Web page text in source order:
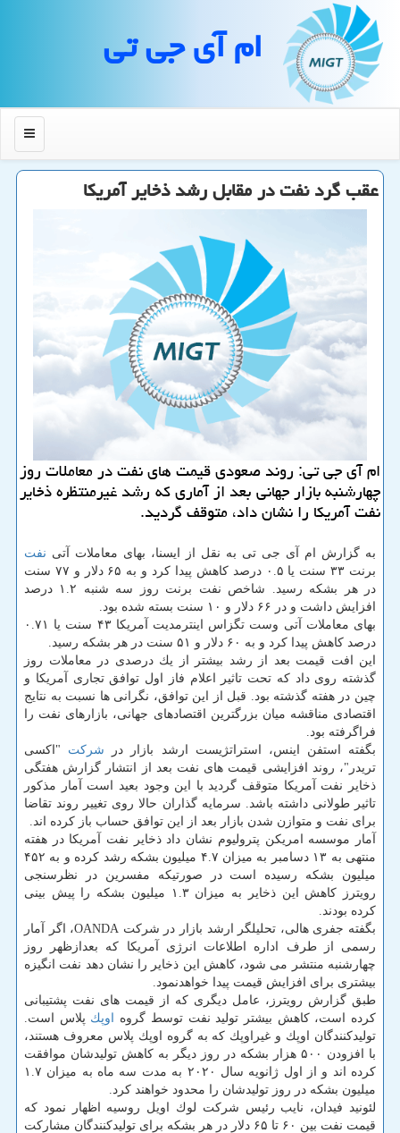
ام آی جی تی
منو
عقب گرد نفت در مقابل رشد ذخایر آمریكا
ام آی جی تی: روند صعودی قیمت های نفت در معاملات روز
چهارشنبه بازار جهانی بعد از آماری كه رشد غیرمنتظره ذخایر
نفت آمریكا را نشان داد، متوقف گردید.
به گزارش ام آی جی تی به نقل از ایسنا، بهای معاملات آتی نفت
برنت ۳۳ سنت یا ۰.۵ درصد كاهش پیدا كرد و به ۶۵ دلار و ۷۷ سنت
در هر بشكه رسید. شاخص نفت برنت روز سه شنبه ۱.۲ درصد
افزایش داشت و در ۶۶ دلار و ۱۰ سنت بسته شده بود.
بهای معاملات آتی وست تگزاس اینترمدیت آمریكا ۴۳ سنت یا ۰.۷۱
درصد كاهش پیدا كرد و به ۶۰ دلار و ۵۱ سنت در هر بشكه رسید.
این افت قیمت بعد از رشد بیشتر از یك درصدی در معاملات روز
گذشته روی داد كه تحت تاثیر اعلام فاز اول توافق تجاری آمریكا و
چین در هفته گذشته بود. قبل از این توافق، نگرانی ها نسبت به نتایج
اقتصادی مناقشه میان بزرگترین اقتصادهای جهانی، بازارهای نفت را
فراگرفته بود.
بگفته استفن اینس، استراتژیست ارشد بازار در شركت "اكسی
تریدر"، روند افزایشی قیمت های نفت بعد از انتشار گزارش هفتگی
ذخایر نفت آمریكا متوقف گردید با این وجود بعید است آمار مذكور
تاثیر طولانی داشته باشد. سرمایه گذاران حالا روی تغییر روند تقاضا
برای نفت و متوازن شدن بازار بعد از این توافق حساب باز كرده اند.
آمار موسسه امریكن پترولیوم نشان داد ذخایر نفت آمریكا در هفته
منتهی به ۱۳ دسامبر به میزان ۴.۷ میلیون بشكه رشد كرده و به ۴۵۲
میلیون بشكه رسیده است در صورتیكه مفسرین در نظرسنجی
رویترز كاهش این ذخایر به میزان ۱.۳ میلیون بشكه را پیش بینی
كرده بودند.
بگفته جفری هالی، تحلیلگر ارشد بازار در شركت OANDA، اگر آمار
رسمی از طرف اداره اطلاعات انرژی آمریكا كه بعدازظهر روز
چهارشنبه منتشر می شود، كاهش این ذخایر را نشان دهد نفت انگیزه
بیشتری برای افزایش قیمت پیدا خواهدنمود.
طبق گزارش رویترز، عامل دیگری كه از قیمت های نفت پشتیبانی
كرده است، كاهش بیشتر تولید نفت توسط گروه اوپك پلاس است.
تولیدكنندگان اوپك و غیراوپك كه به گروه اوپك پلاس معروف هستند،
با افزودن ۵۰۰ هزار بشكه در روز دیگر به كاهش تولیدشان موافقت
كرده اند و از اول ژانویه سال ۲۰۲۰ به مدت سه ماه به میزان ۱.۷
میلیون بشكه در روز تولیدشان را محدود خواهند كرد.
لئونید فیدان، نایب رئیس شركت لوك اویل روسیه اظهار نمود كه
قیمت نفت بین ۶۰ تا ۶۵ دلار در هر بشكه برای تولیدكنندگان مشاركت